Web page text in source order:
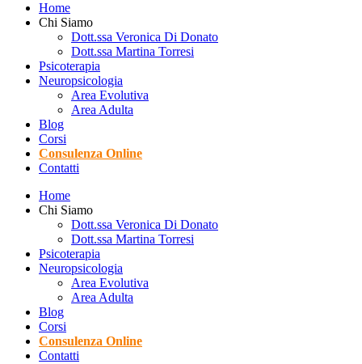
Home
Chi Siamo
Dott.ssa Veronica Di Donato
Dott.ssa Martina Torresi
Psicoterapia
Neuropsicologia
Area Evolutiva
Area Adulta
Blog
Corsi
Consulenza Online
Contatti
Home
Chi Siamo
Dott.ssa Veronica Di Donato
Dott.ssa Martina Torresi
Psicoterapia
Neuropsicologia
Area Evolutiva
Area Adulta
Blog
Corsi
Consulenza Online
Contatti